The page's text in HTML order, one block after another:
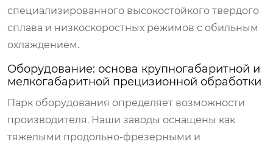
специализированного высокостойкого твердого
сплава и низкоскоростных режимов с обильным
охлаждением.
Оборудование: основа крупногабаритной и
мелкогабаритной прецизионной обработки
Парк оборудования определяет возможности
производителя. Наши заводы оснащены как
тяжелыми продольно-фрезерными и